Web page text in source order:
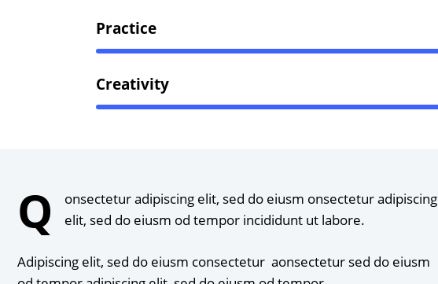
Practice
Creativity
Q
onsectetur adipiscing elit, sed do eiusm onsectetur adipiscing
elit, sed do eiusm od tempor incididunt ut labore.
Adipiscing elit, sed do eiusm consectetur aonsectetur sed do eiusm